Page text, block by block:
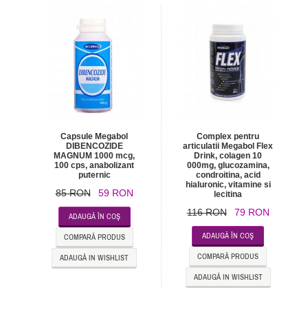
Capsule Megabol
DIBENCOZIDE
MAGNUM 1000 mcg,
100 cps, anabolizant
puternic
85 RON 59 RON
ADAUGĂ ÎN COŞ
COMPARĂ PRODUS
ADAUGĂ IN WISHLIST
Complex pentru
articulatii Megabol Flex
Drink, colagen 10
000mg, glucozamina,
condroitina, acid
hialuronic, vitamine si
lecitina
116 RON 79 RON
ADAUGĂ ÎN COŞ
COMPARĂ PRODUS
ADAUGĂ IN WISHLIST